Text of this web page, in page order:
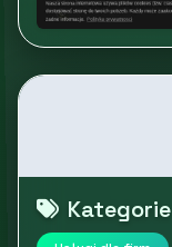
Kategorie